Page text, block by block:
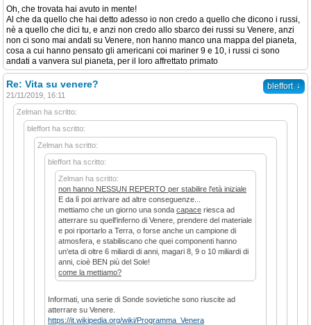
Oh, che trovata hai avuto in mente!
Al che da quello che hai detto adesso io non credo a quello che dicono i russi,
nè a quello che dici tu, e anzi non credo allo sbarco dei russi su Venere, anzi
non ci sono mai andati su Venere, non hanno manco una mappa del pianeta,
cosa a cui hanno pensato gli americani coi mariner 9 e 10, i russi ci sono
andati a vanvera sul pianeta, per il loro affrettato primato
bleffort ↓
Re: Vita su venere?
21/11/2019, 16:11
Zelman ha scritto:
bleffort ha scritto:
Zelman ha scritto:
bleffort ha scritto:
Zelman ha scritto:
non hanno NESSUN REPERTO per stabilire l'età iniziale
E da lì poi arrivare ad altre conseguenze...
mettiamo che un giorno una sonda capace riesca ad
atterrare su quell'inferno di Venere, prendere del materiale
e poi riportarlo a Terra, o forse anche un campione di
atmosfera, e stabiliscano che quei componenti hanno
un'eta di oltre 6 miliardi di anni, magari 8, 9 o 10 miliardi di
anni, cioè BEN più del Sole!
come la mettiamo?
Informati, una serie di Sonde sovietiche sono riuscite ad
atterrare su Venere.
https://it.wikipedia.org/wiki/Programma_Venera